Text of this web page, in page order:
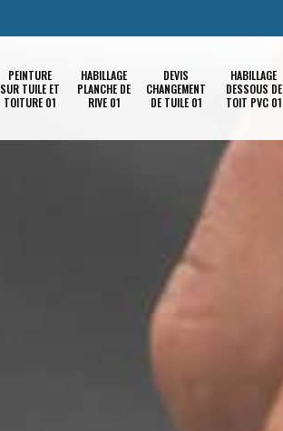
PEINTURE
SUR TUILE ET
TOITURE 01
HABILLAGE
PLANCHE DE
RIVE 01
DEVIS
CHANGEMENT
DE TUILE 01
HABILLAGE
DESSOUS DE
TOIT PVC 01